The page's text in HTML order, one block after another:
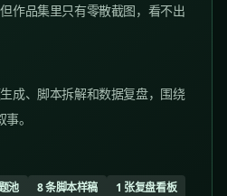
作品集里只有零散截图，看不出
成、脚本拆解和数据复盘，围绕
。
池 8 条脚本样稿 1 张复盘看板